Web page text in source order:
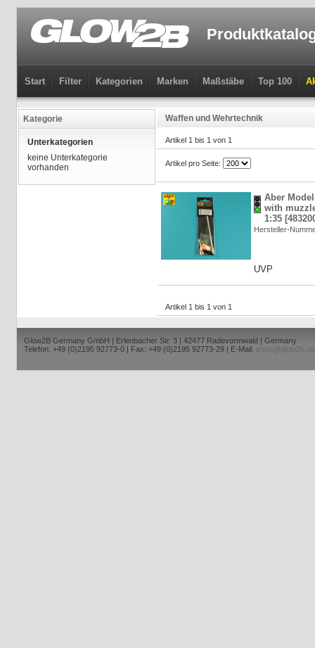
Start Filter Kategorien Marken Maßstäbe Top 100
Kategorie
Unterkategorien
keine Unterkategorie
vorhanden
Waffen und Wehrtechnik
Artikel 1 bis 1 von 1
Artikel pro Seite:
Aber
with
1:35
Hersteller-
UVP
Artikel 1 bis 1 von 1
Glow2B Germany GmbH | Erlenbacher Str. 3 | 42477 Radevormwald | Germany
Telefon: +49 (0)2195 92773-0 | Fax: +49 (0)2195 92773-29 | E-Mail:
shop@glow2b.de